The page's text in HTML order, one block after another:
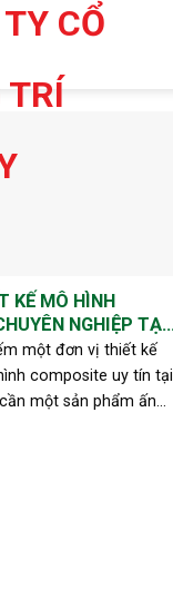
KẾ MÔ HÌNH
NGHIỆP TẠI
CHỌN SỐ 1 CÙNG
một đơn vị thiết kế
composite uy tín tại
một sản phẩm ấn